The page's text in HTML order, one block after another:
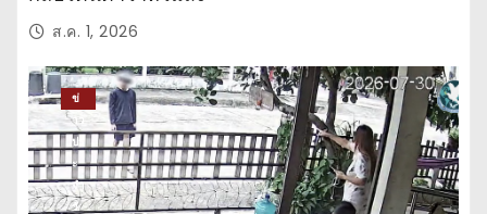
ส.ค. 1, 2026
ข่
าว
ปร
ะ
จำ
วั